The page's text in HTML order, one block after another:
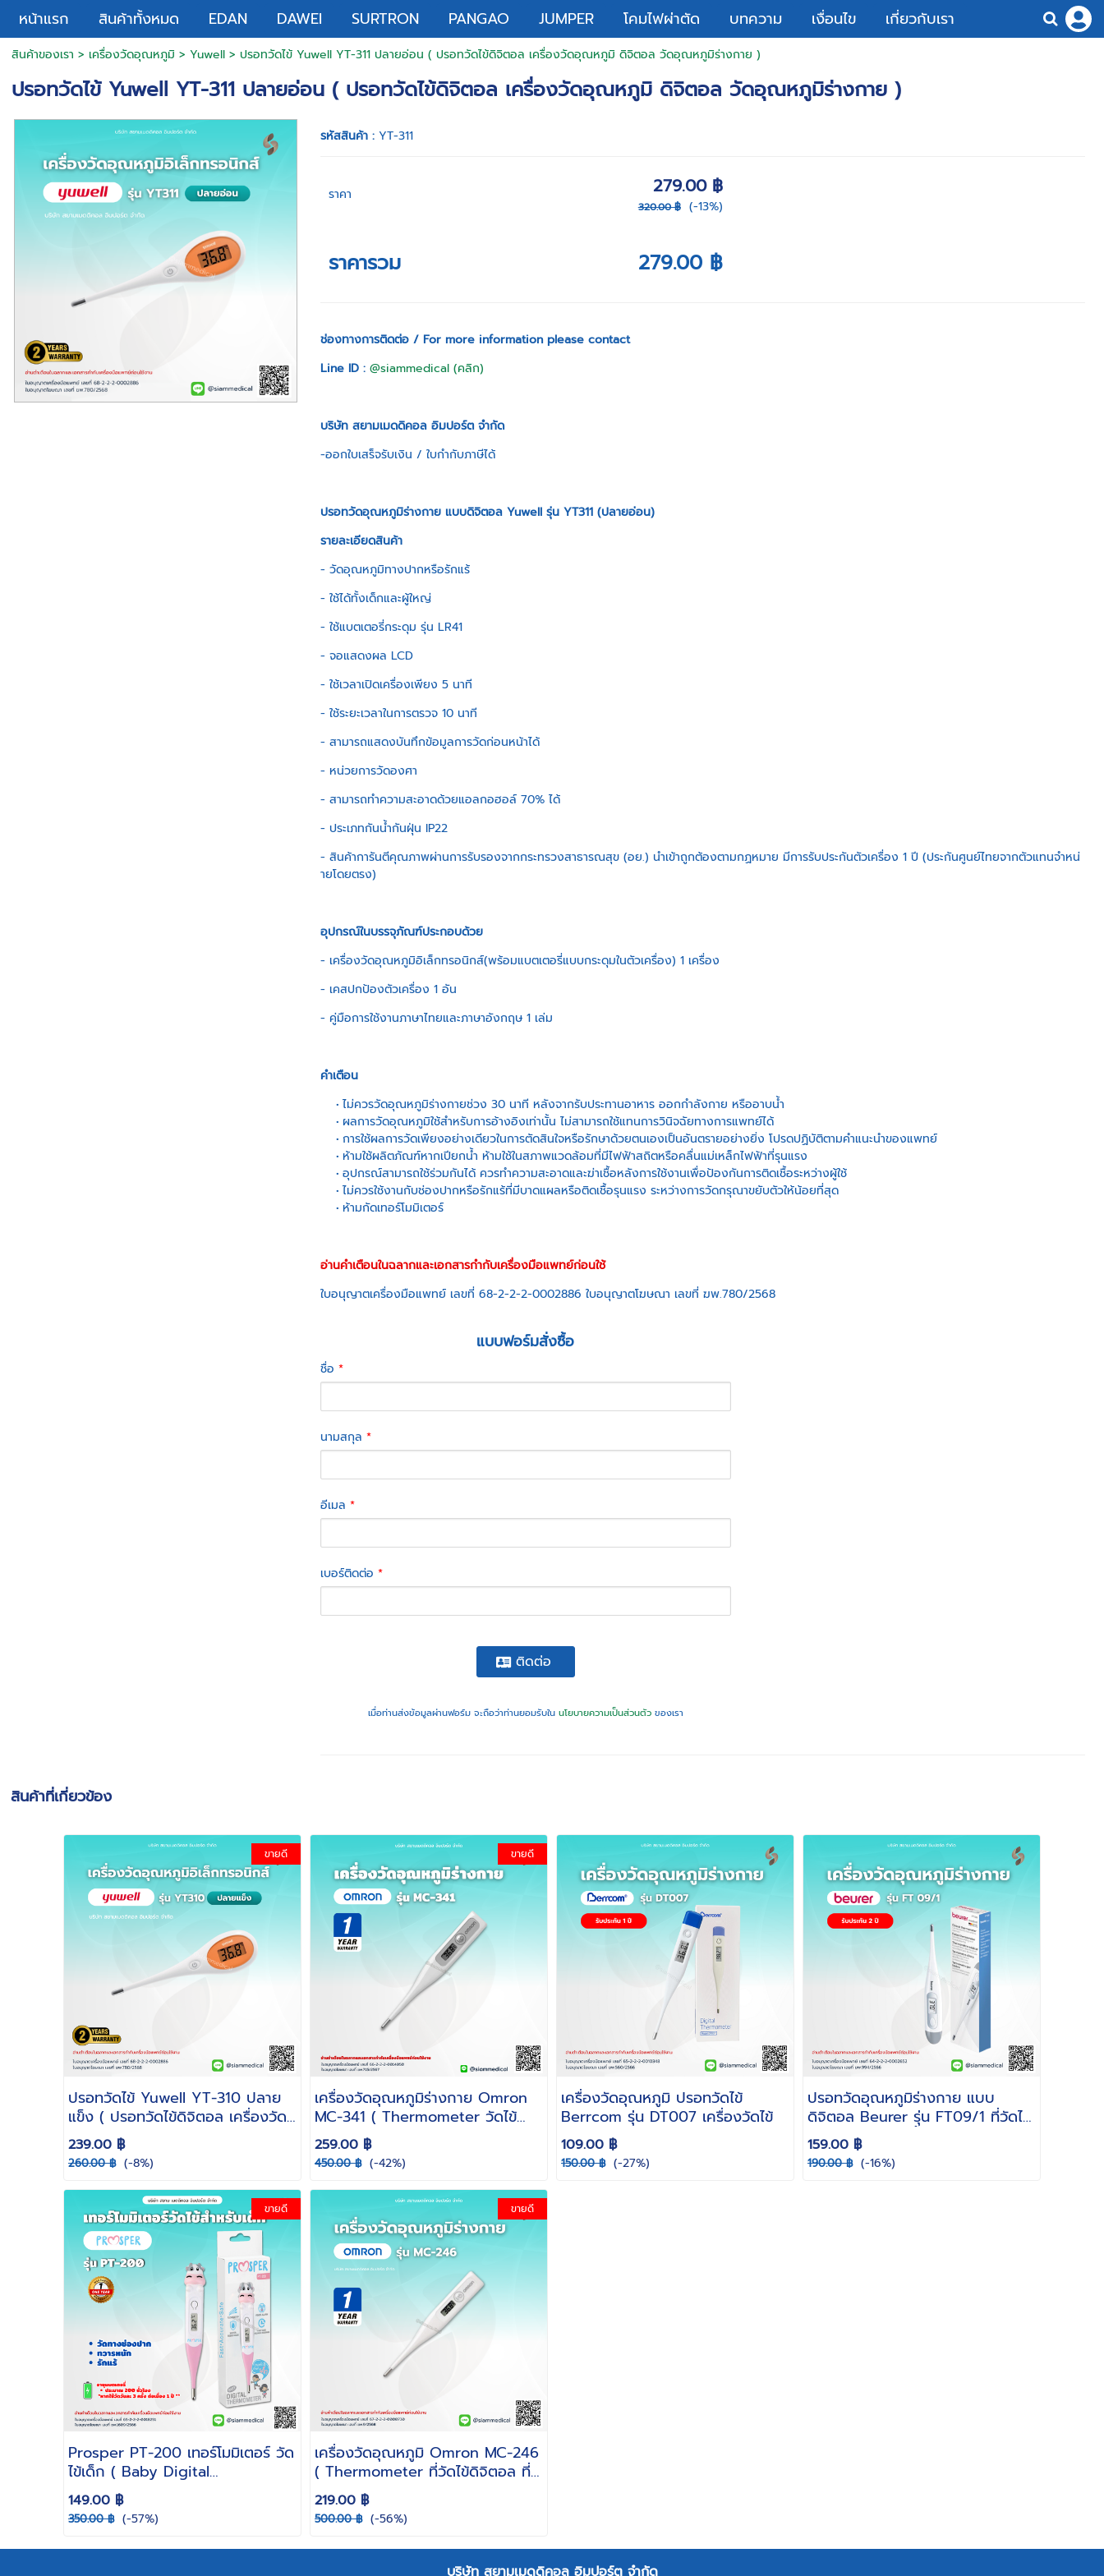
หน้าแรก สินค้าทั้งหมด EDAN DAWEI SURTRON PANGAO JUMPER โคมไฟผ่าตัด บทความ เงื่อนไข เกี่ยวกับเรา
สินค้าของเรา > เครื่องวัดอุณหภูมิ > Yuwell> ปรอทวัดไข้ Yuwell YT-311 ปลายอ่อน ( ปรอทวัดไข้ดิจิตอล เครื่องวัดอุณหภูมิ ดิจิตอล วัดอุณหภูมิร่างกาย )
ปรอทวัดไข้ Yuwell YT-311 ปลายอ่อน ( ปรอทวัดไข้ดิจิตอล เครื่องวัดอุณหภูมิ ดิจิตอล วัดอุณหภูมิร่างกาย )
รหัสสินค้า : YT-311
ราคา 279.00 ฿
320.00 ฿ (-13%)
ราคารวม 279.00 ฿
ช่องทางการติดต่อ / For more information please contact
Line ID : @siammedical (คลิก)
บริษัท สยามเมดดิคอล อิมปอร์ต จำกัด
-ออกใบเสร็จรับเงิน / ใบกำกับภาษีได้
ปรอทวัดอุณหภูมิร่างกาย แบบดิจิตอล Yuwell รุ่น YT311 (ปลายอ่อน)
รายละเอียดสินค้า
- วัดอุณหภูมิทางปากหรือรักแร้
- ใช้ได้ทั้งเด็กและผู้ใหญ่
- ใช้แบตเตอรี่กระดุม รุ่น LR41
- จอแสดงผล LCD
- ใช้เวลาเปิดเครื่องเพียง 5 นาที
- ใช้ระยะเวลาในการตรวจ 10 นาที
- สามารถแสดงบันทึกข้อมูลการวัดก่อนหน้าได้
- หน่วยการวัดองศา
- สามารถทำความสะอาดด้วยแอลกอฮอล์ 70% ได้
- ประเภทกันน้ำกันฝุ่น IP22
- สินค้าการันตีคุณภาพผ่านการรับรองจากกระทรวงสาธารณสุข (อย.) นำเข้าถูกต้องตามกฏหมาย มีการรับประกันตัวเครื่อง 1 ปี (ประกันศูนย์ไทยจากตัวแทนจำหน่
ายโดยตรง)
อุปกรณ์ในบรรจุภัณฑ์ประกอบด้วย
- เครื่องวัดอุณหภูมิอิเล็กทรอนิกส์(พร้อมแบตเตอรี่แบบกระดุมในตัวเครื่อง) 1 เครื่อง
- เคสปกป้องตัวเครื่อง 1 อัน
- คู่มือการใช้งานภาษาไทยและภาษาอังกฤษ 1 เล่ม
คำเตือน
ไม่ควรวัดอุณหภูมิร่างกายช่วง 30 นาที หลังจากรับประทานอาหาร ออกกำลังกาย หรืออาบน้ำ
ผลการวัดอุณหภูมิใช้สำหรับการอ้างอิงเท่านั้น ไม่สามารถใช้แทนการวินิจฉัยทางการแพทย์ได้
การใช้ผลการวัดเพียงอย่างเดียวในการตัดสินใจหรือรักษาด้วยตนเองเป็นอันตรายอย่างยิ่ง โปรดปฏิบัติตามคำแนะนำของแพทย์
ห้ามใช้ผลิตภัณฑ์หากเปียกน้ำ ห้ามใช้ในสภาพแวดล้อมที่มีไฟฟ้าสถิตหรือคลื่นแม่เหล็กไฟฟ้าที่รุนแรง
อุปกรณ์สามารถใช้ร่วมกันได้ ควรทำความสะอาดและฆ่าเชื้อหลังการใช้งานเพื่อป้องกันการติดเชื้อระหว่างผู้ใช้
ไม่ควรใช้งานกับช่องปากหรือรักแร้ที่มีบาดแผลหรือติดเชื้อรุนแรง ระหว่างการวัดกรุณาขยับตัวให้น้อยที่สุด
ห้ามกัดเทอร์โมมิเตอร์
อ่านคำเตือนในฉลากและเอกสารกำกับเครื่องมือแพทย์ก่อนใช้
ใบอนุญาตเครื่องมือแพทย์ เลขที่ 68-2-2-2-0002886 ใบอนุญาตโฆษณา เลขที่ ฆพ.780/2568
แบบฟอร์มสั่งซื้อ
ชื่อ *
นามสกุล *
อีเมล *
เบอร์ติดต่อ *
ติดต่อ
เมื่อท่านส่งข้อมูลผ่านฟอร์ม จะถือว่าท่านยอมรับใน นโยบายความเป็นส่วนตัวของเรา
สินค้าที่เกี่ยวข้อง
ขายดี
ปรอทวัดไข้ Yuwell YT-310 ปลาย
แข็ง ( ปรอทวัดไข้ดิจิตอล เครื่องวัด
อุณหภูมิ ดิจิตอล วัดอุณหภูมิร่างกาย
)
239.00 ฿
260.00 ฿ (-8%)
ขายดี
เครื่องวัดอุณหภูมิร่างกาย Omron
MC-341 ( Thermometer วัดไข้
ทาง ปาก ทวารหนัก ใต้รักแร้ )
259.00 ฿
450.00 ฿ (-42%)
เครื่องวัดอุณหภูมิ ปรอทวัดไข้
Berrcom รุ่น DT007 เครื่องวัดไข้
109.00 ฿
150.00 ฿ (-27%)
ปรอทวัดอุณหภูมิร่างกาย แบบ
ดิจิตอล Beurer รุ่น FT09/1 ที่วัดไข้
ปรอทวัดไข้ - กันน้ำ
159.00 ฿
190.00 ฿ (-16%)
ขายดี
Prosper PT-200 เทอร์โมมิเตอร์ วัด
ไข้เด็ก ( Baby Digital
Thermometer วัดไข้ ทางปาก ทวาร
หนัก รักแร้ มีแบตเตอรี่ )
149.00 ฿
350.00 ฿ (-57%)
ขายดี
เครื่องวัดอุณหภูมิ Omron MC-246
( Thermometer ที่วัดไข้ดิจิตอล ที่
วัดอุณหภูมิ วัดไข้ ทาง ปาก รักแร้
ทวารหนัก )
219.00 ฿
500.00 ฿ (-56%)